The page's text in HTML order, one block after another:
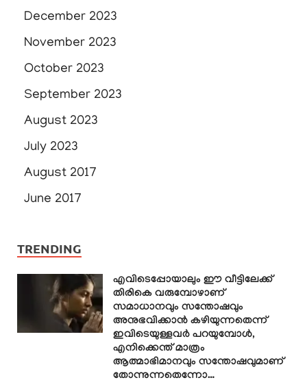
December 2023
November 2023
October 2023
September 2023
August 2023
July 2023
August 2017
June 2017
TRENDING
എവിടെപ്പോയാലും ഈ വീട്ടിലേക്ക്
തിരികെ വരുമ്പോഴാണ്
സമാധാനവും സന്തോഷവും
അനുഭവിക്കാൻ കഴിയുന്നതെന്ന്
ഇവിടെയുള്ളവർ പറയുമ്പോൾ,
എനിക്കെന്ത് മാത്രം
ആത്മാഭിമാനവും സന്തോഷവുമാണ്
തോന്നുന്നതെന്നോ…